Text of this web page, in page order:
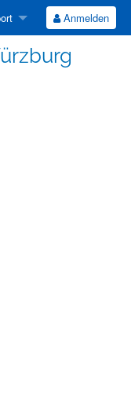
Anmelden